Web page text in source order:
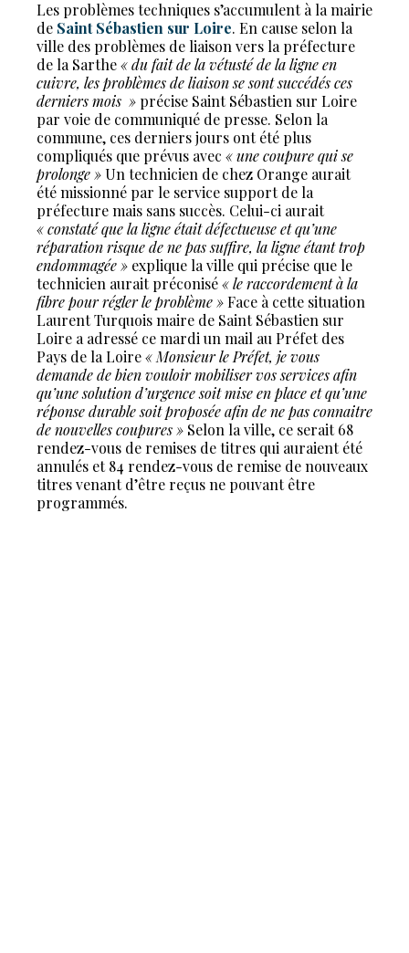
Les problèmes techniques s’accumulent à la mairie
de Saint Sébastien sur Loire. En cause selon la
ville des problèmes de liaison vers la préfecture
de la Sarthe« du fait de la vétusté de la ligne en
cuivre, les problèmes de liaison se sont succédés ces
derniers mois » précise Saint Sébastien sur Loire
par voie de communiqué de presse. Selon la
commune, ces derniers jours ont été plus
compliqués que prévus avec « une coupure qui se
prolonge »Un technicien de chez Orange aurait
été missionné par le service support de la
préfecture mais sans succès. Celui-ci aurait
« constaté que la ligne était défectueuse et qu’une
réparation risque de ne pas suffire, la ligne étant trop
endommagée » explique la ville qui précise que le
technicien aurait préconisé« le raccordement à la
fibre pour régler le problème »Face à cette situation
Laurent Turquois maire de Saint Sébastien sur
Loire a adressé ce mardi un mail au Préfet des
Pays de la Loire« Monsieur le Préfet, je vous
demande de bien vouloir mobiliser vos services afin
qu’une solution d’urgence soit mise en place et qu’une
réponse durable soit proposée afin de ne pas connaitre
de nouvelles coupures » Selon la ville, ce serait 68
rendez-vous de remises de titres qui auraient été
annulés et 84 rendez-vous de remise de nouveaux
titres venant d’être reçus ne pouvant être
programmés.